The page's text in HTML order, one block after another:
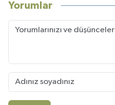
Yorumlar